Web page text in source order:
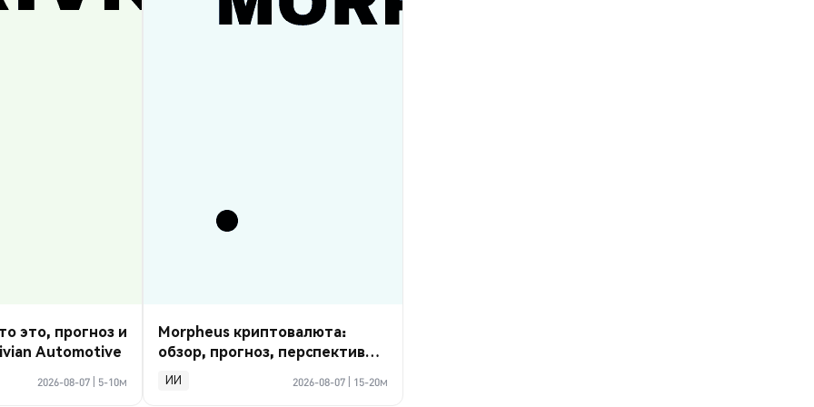
это, прогноз и
Automotive
2026-08-07 5-10м
Morpheus криптовалюта:
обзор, прогноз, перспективы
2026
ИИ 2026-08-07 15-20м